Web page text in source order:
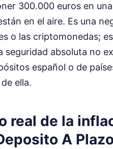
300.000 euros en
en el aire. Es una
o las criptomonedas;
seguridad absoluta no
español o de
ella.
real de la
A